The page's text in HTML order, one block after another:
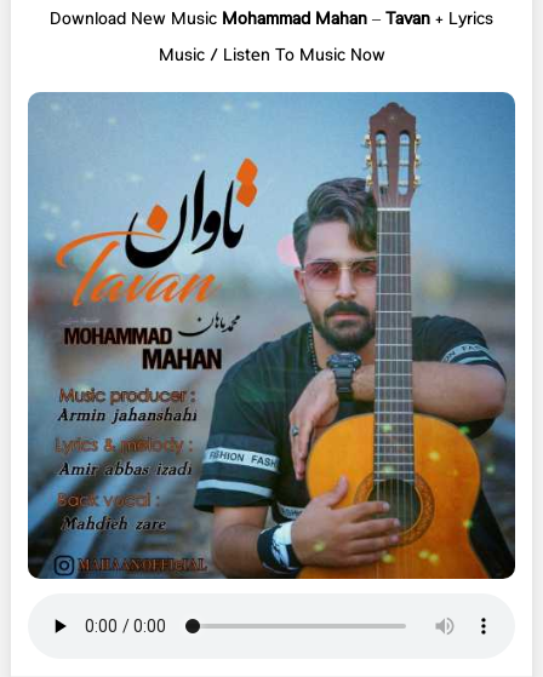
Download New Music Mohammad Mahan–Tavan+ Lyrics
Music / Listen To Music Now